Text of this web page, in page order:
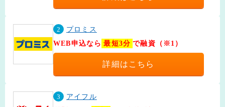
2
プロミス
WEB申込なら 最短3分 で融資（※1）
詳細はこちら
3
アイフル